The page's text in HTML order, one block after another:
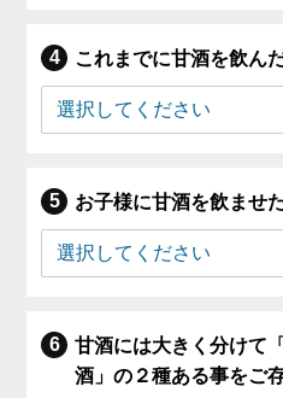
これまでに甘酒を飲ん
お子様に甘酒を飲ませ
甘酒には大きく分けて
酒」の２種ある事をご